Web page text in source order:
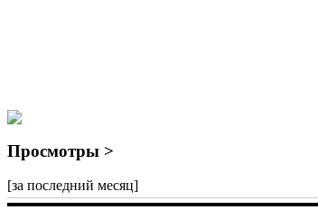
Просмотры >
[за последний месяц]